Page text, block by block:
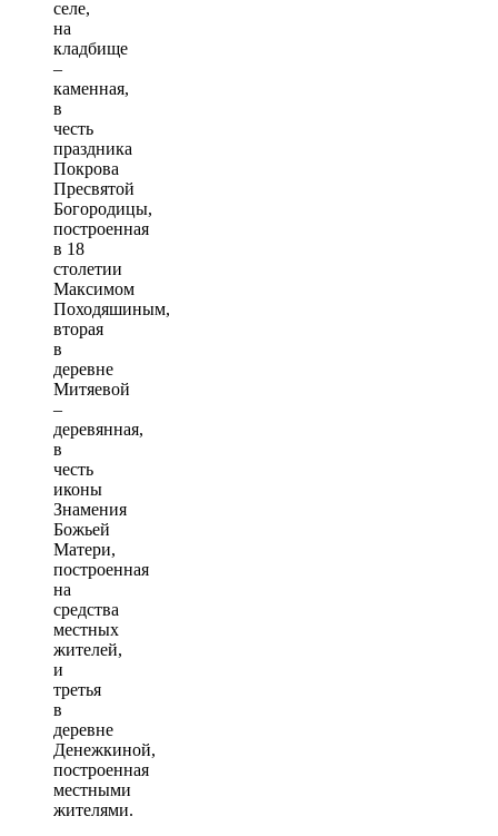
селе,
на
кладбище
–
каменная,
в
честь
праздника
Покрова
Пресвятой
Богородицы,
построенная
в 18
столетии
Максимом
Походяшиным,
вторая
в
деревне
Митяевой
–
деревянная,
в
честь
иконы
Знамения
Божьей
Матери,
построенная
на
средства
местных
жителей,
и
третья
в
деревне
Денежкиной,
построенная
местными
жителями.